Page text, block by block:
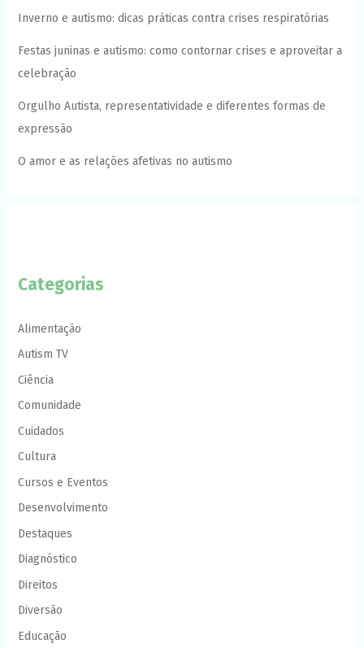
Inverno e autismo: dicas práticas contra crises respiratórias
Festas juninas e autismo: como contornar crises e aproveitar a
celebração
Orgulho Autista, representatividade e diferentes formas de
expressão
O amor e as relações afetivas no autismo
Categorias
Alimentação
Autism TV
Ciência
Comunidade
Cuidados
Cultura
Cursos e Eventos
Desenvolvimento
Destaques
Diagnóstico
Direitos
Diversão
Educação